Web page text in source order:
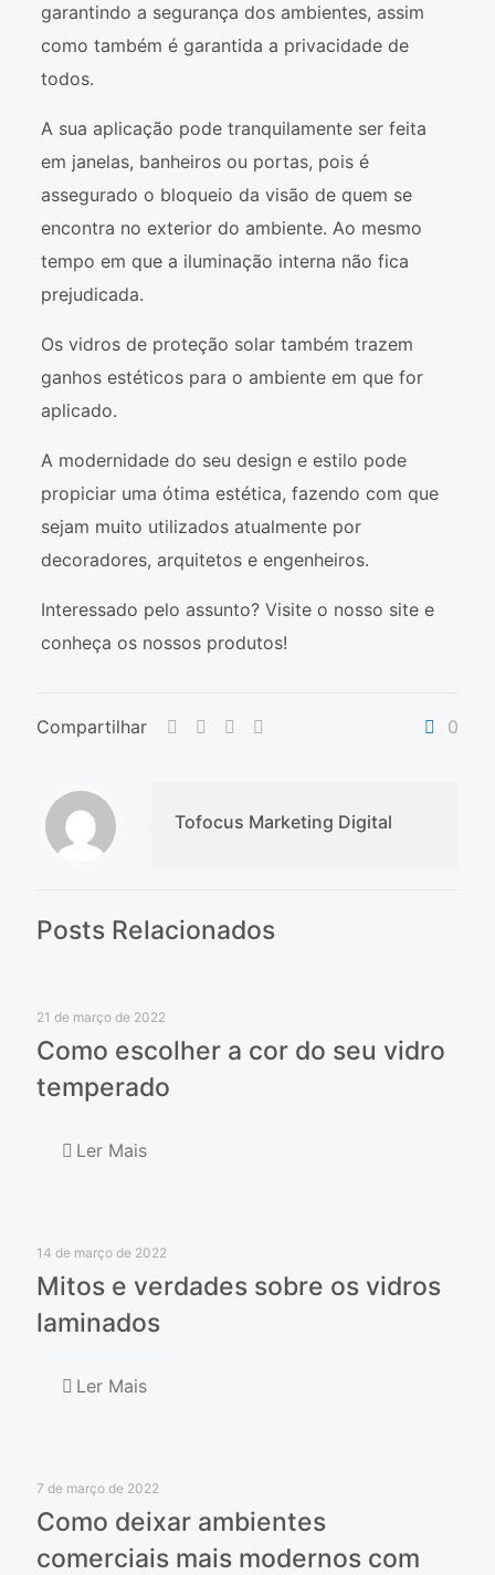
garantindo a segurança dos ambientes, assim
como também é garantida a privacidade de
todos.
A sua aplicação pode tranquilamente ser feita
em janelas, banheiros ou portas, pois é
assegurado o bloqueio da visão de quem se
encontra no exterior do ambiente. Ao mesmo
tempo em que a iluminação interna não fica
prejudicada.
Os vidros de proteção solar também trazem
ganhos estéticos para o ambiente em que for
aplicado.
A modernidade do seu design e estilo pode
propiciar uma ótima estética, fazendo com que
sejam muito utilizados atualmente por
decoradores, arquitetos e engenheiros.
Interessado pelo assunto? Visite o nosso site e
conheça os nossos produtos!
Compartilhar 0
Tofocus Marketing Digital
Posts Relacionados
21 de março de 2022
Como escolher a cor do seu vidro
temperado
Ler Mais
14 de março de 2022
Mitos e verdades sobre os vidros
laminados
Ler Mais
7 de março de 2022
Como deixar ambientes
comerciais mais modernos com